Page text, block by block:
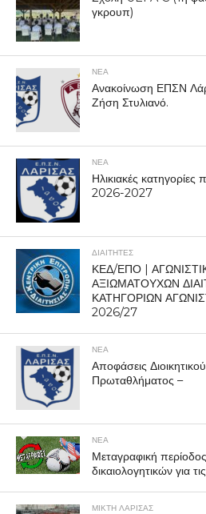
γκρουπ)
ΝΕΑ
Ανακοίνωση ΕΠΣΝ
Ζήση Στυλιανό.
ΝΕΑ
Ηλικιακές κατηγορίες
2026-2027
ΔΙΑΙΤΗΤΕΣ
ΚΕΔ/ΕΠΟ |
ΑΞΙΩΜΑΤΟΥΧΩΝ
ΚΑΤΗΓΟΡΙΩΝ
2026/27
ΝΕΑ
Αποφάσεις
Πρωταθλήματος –
ΝΕΑ
Μεταγραφική
δικαιολογητικών για
ΜΙΚΤΗ ΛΑΡΙΣΑΣ